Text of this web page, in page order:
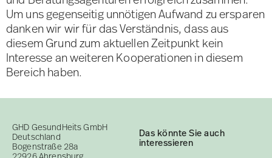
Um uns gegenseitig unnötigen Aufwand zu ersparen
danken wir wir für das Verständnis, dass aus
diesem Grund zum aktuellen Zeitpunkt kein
Interesse an weiteren Kooperationen in diesem
Bereich haben.
GHD GesundHeits GmbH
Deutschland
Bogenstraße 28a
Das könnte Sie auch
interessieren